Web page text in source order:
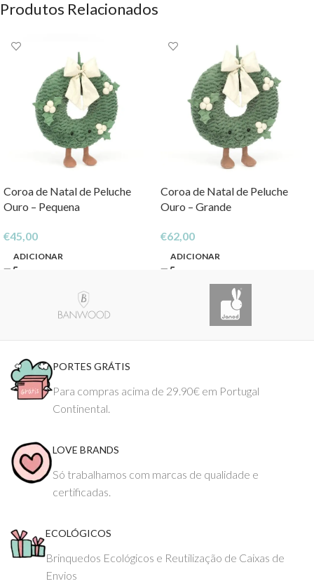
Produtos Relacionados
Coroa de Natal de Peluche
Ouro – Pequena
€45,00
ADICIONAR
Coroa de Natal de Peluche
Ouro – Grande
€62,00
ADICIONAR
PORTES GRÁTIS
Para compras acima de 29.90€ em Portugal
Continental.
LOVE BRANDS
Só trabalhamos com marcas de qualidade e
certificadas.
ECOLÓGICOS
Brinquedos Ecológicos e Reutilização de Caixas de
Envios